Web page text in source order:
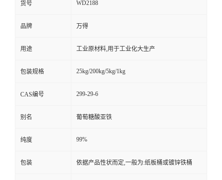
货号 WD2188
品牌 万得
用途 工业原材料,用于工业化大生产
包装规格 25kg/200kg/5kg/1kg
CAS编号 299-29-6
别名 葡萄糖酸亚铁
纯度 99%
包装 依据产品性状而定,一般为:纸板桶或镀锌铁桶